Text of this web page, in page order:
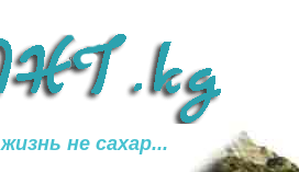
жизнь не сахар...